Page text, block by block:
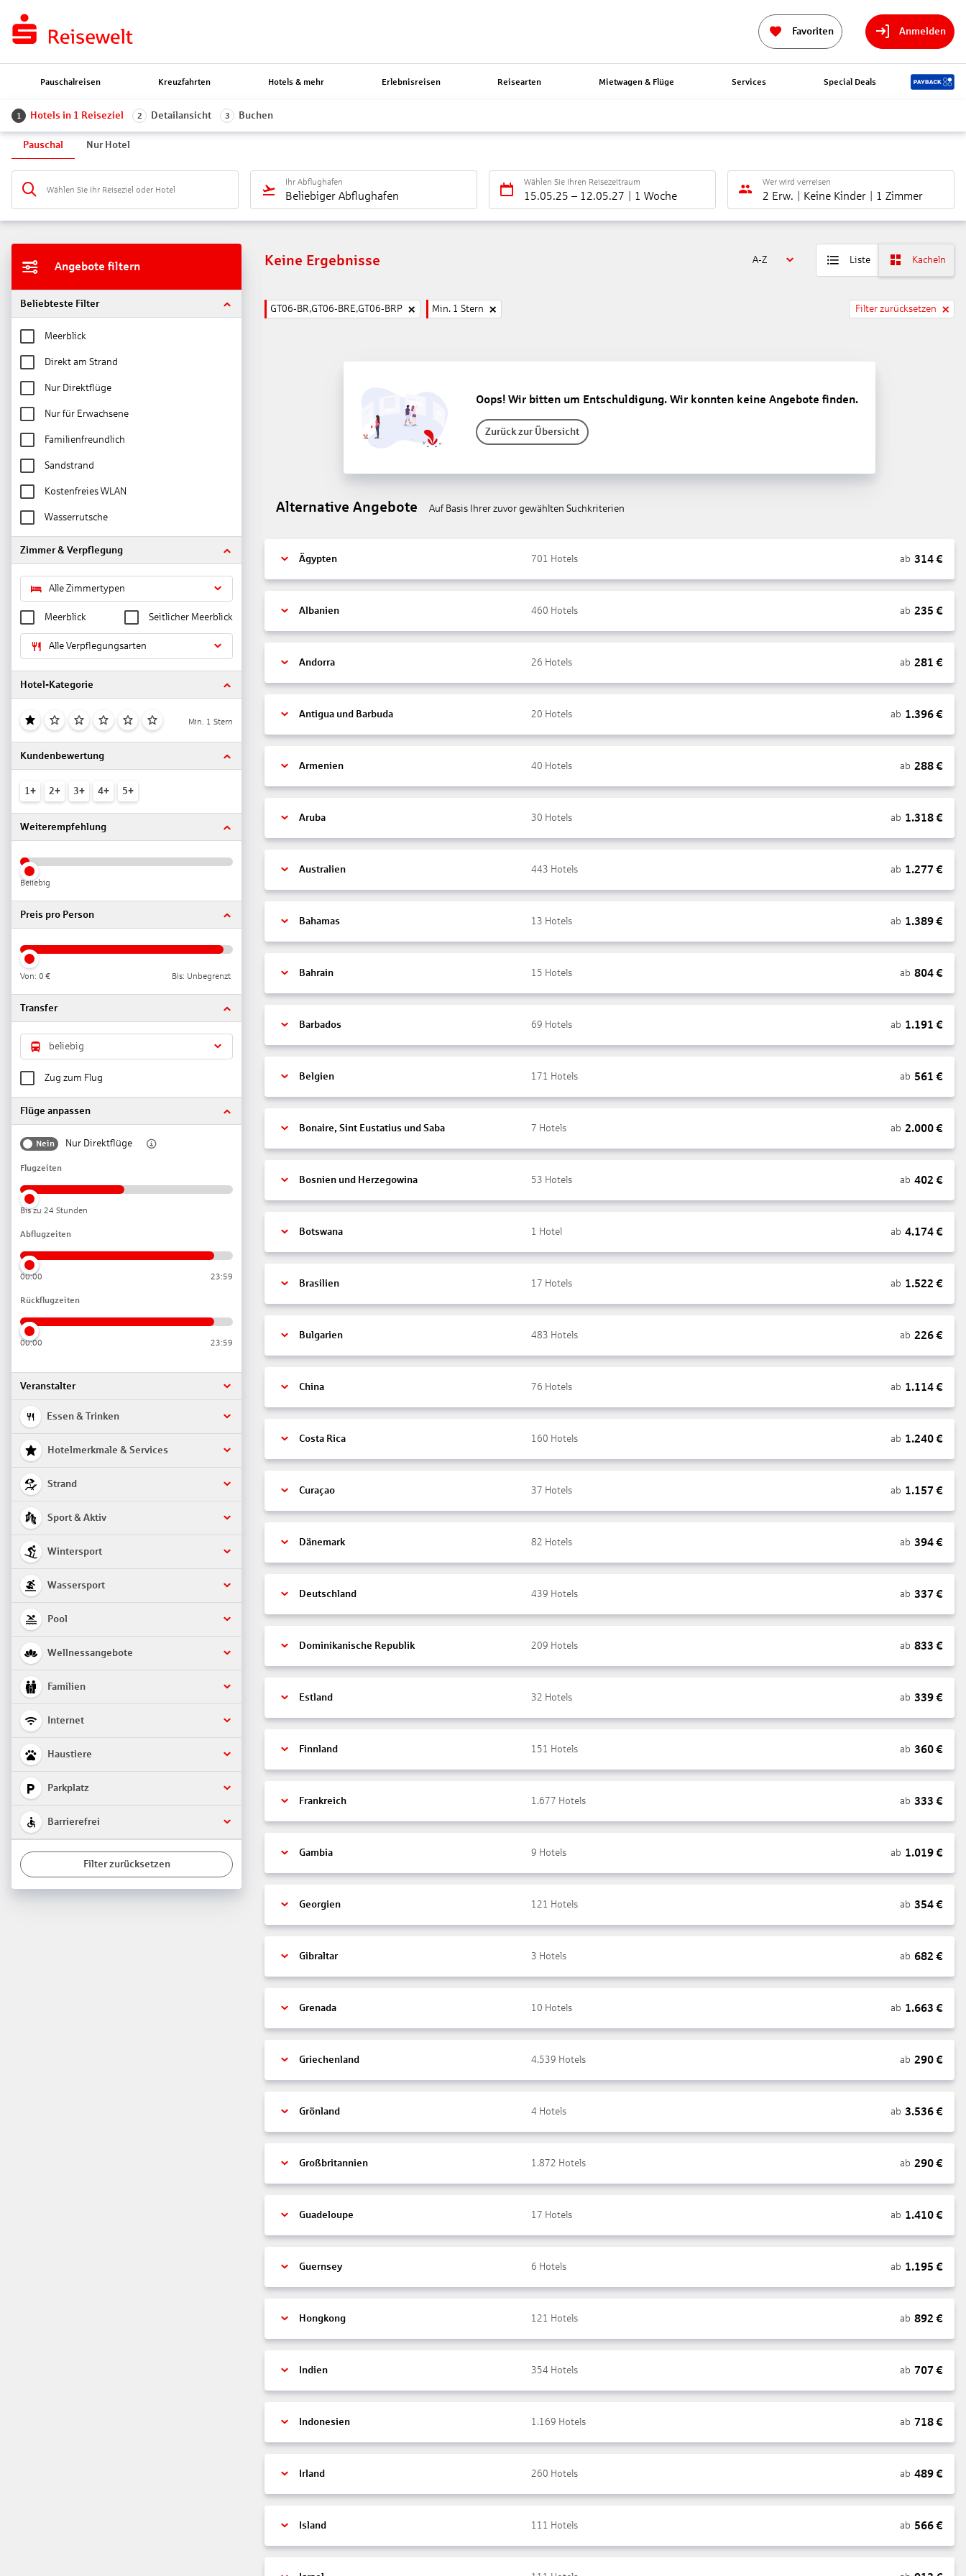
Favoriten Anmelden
Pauschalreisen Kreuzfahrten Hotels & mehr Erlebnisreisen Reisearten Mietwagen & Flüge Services Special Deals
1 Hotels in 1 Reiseziel 2 Detailansicht 3 Buchen
Pauschal Nur Hotel
Wählen Sie Ihr Reiseziel oder Hotel
Ihr Abflughafen
Beliebiger Abflughafen
Wählen Sie Ihren Reisezeitraum
15.05.25 – 12.05.27 1 Woche
Wer wird verreisen
2 Erw. Keine Kinder 1 Zimmer
Angebote filtern
Beliebteste Filter
Meerblick
Direkt am Strand
Nur Direktflüge
Nur für Erwachsene
Familienfreundlich
Sandstrand
Kostenfreies WLAN
Wasserrutsche
Zimmer & Verpflegung
Alle Zimmertypen
Meerblick Seitlicher Meerblick
Alle Verpflegungsarten
Hotel-Kategorie
Min. 1 Stern
Kundenbewertung
1+ 2+ 3+ 4+ 5+
Weiterempfehlung
Beliebig
Preis pro Person
Von: 0 € Bis: Unbegrenzt
Transfer
beliebig
Zug zum Flug
Flüge anpassen
Nein Nur Direktflüge
Flugzeiten
Bis zu 24 Stunden
Abflugzeiten
00:00 23:59
Rückflugzeiten
00:00 23:59
Veranstalter
Essen & Trinken
Hotelmerkmale & Services
Strand
Sport & Aktiv
Wintersport
Wassersport
Pool
Wellnessangebote
Familien
Internet
Haustiere
Parkplatz
Barrierefrei
Filter zurücksetzen
Keine Ergebnisse A-Z Liste Kacheln
GT06-BR,GT06-BRE,GT06-BRP Min. 1 Stern Filter zurücksetzen
Oops! Wir bitten um Entschuldigung. Wir konnten keine Angebote finden.
Zurück zur Übersicht
Alternative Angebote Auf Basis Ihrer zuvor gewählten Suchkriterien
Ägypten 701 Hotels ab 314€
Albanien 460 Hotels ab 235 €
Andorra 26 Hotels ab 281 €
Antigua und Barbuda 20 Hotels ab 1.396€
Armenien 40 Hotels ab 288€
Aruba 30 Hotels ab 1.318€
Australien 443 Hotels ab 1.277 €
Bahamas 13 Hotels ab 1.389€
Bahrain 15 Hotels ab 804€
Barbados 69 Hotels ab 1.191 €
Belgien 171 Hotels ab 561 €
Bonaire, Sint Eustatius und Saba 7 Hotels ab 2.000€
Bosnien und Herzegowina 53 Hotels ab 402 €
Botswana 1 Hotel ab 4.174€
Brasilien 17 Hotels ab 1.522 €
Bulgarien 483 Hotels ab 226€
China 76 Hotels ab 1.114€
Costa Rica 160 Hotels ab 1.240€
Curaçao 37 Hotels ab 1.157 €
Dänemark 82 Hotels ab 394€
Deutschland 439 Hotels ab 337 €
Dominikanische Republik 209 Hotels ab 833 €
Estland 32 Hotels ab 339€
Finnland 151 Hotels ab 360€
Frankreich 1.677 Hotels ab 333 €
Gambia 9 Hotels ab 1.019€
Georgien 121 Hotels ab 354€
Gibraltar 3 Hotels ab 682 €
Grenada 10 Hotels ab 1.663 €
Griechenland 4.539 Hotels ab 290€
Grönland 4 Hotels ab 3.536€
Großbritannien 1.872 Hotels ab 290€
Guadeloupe 17 Hotels ab 1.410€
Guernsey 6 Hotels ab 1.195 €
Hongkong 121 Hotels ab 892 €
Indien 354 Hotels ab 707 €
Indonesien 1.169 Hotels ab 718€
Irland 260 Hotels ab 489€
Island 111 Hotels ab 566€